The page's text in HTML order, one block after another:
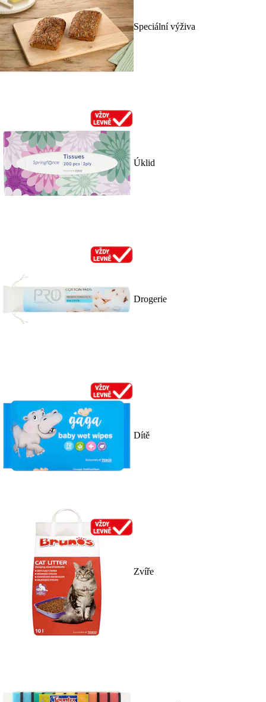
Speciální výživa
Úklid
Drogerie
Dítě
Zvíře